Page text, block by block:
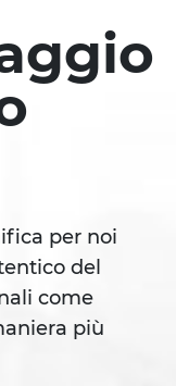
per noi
del
come
più